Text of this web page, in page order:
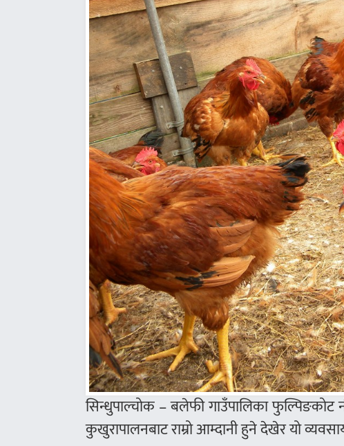
सिन्धुपाल्चोक – बलेफी गाउँपालिका
कुखुरापालनबाट राम्रो आम्दानी हुने देखेर यो